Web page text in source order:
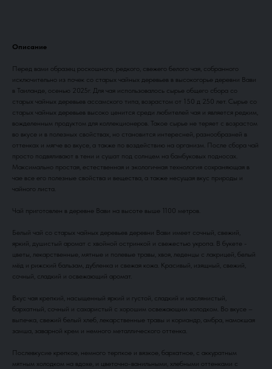
Описание
Перед вами образец роскошного, редкого, свежего белого чая, собранного
исключительно из почек со старых чайных деревьев в высокогорье деревни Вави
в Таиланде, осенью 2025г. Для чая использовалось сырье общего сбора со
старых чайных деревьев ассамского типа, возрастом от 150 д 250 лет. Сырье со
старых чайных деревьев высоко ценится среди любителей чая и является редким,
вожделенным продуктом для коллекционеров. Такое сырье не теряет с возрастом
во вкусе и в полезных свойствах, но становится интересней, разнообразней в
оттенках и мягче во вкусе, а также по воздействию на организм. После сбора чай
просто подвяливают в тени и сушат под солнцем на бамбуковых подносах.
Максимально простая, естественная и экологичная технология сохраняющая в
чае все его полезные свойства и вещества, а также несущая вкус природы и
чайного листа.
Чай приготовлен в деревне Вави на высоте выше 1100 метров.
Белый чай со старых чайных деревьев деревни Вави имеет сочный, свежий,
яркий, душистый аромат с хвойной остринкой и свежестью укропа. В букете -
цветы, лекарственные, мятные и полевые травы, хвоя, леденцы с лакрицей, белый
мёд и рижский бальзам, дубленка и свежая кожа. Красивый, изящный, свежий,
сочный, сладкий и освежающий аромат.
Вкус чая крепкий, насыщенный яркий и густой, сладкий и маслянистый,
бархатный, сочный и сахаристый с хорошим освежающим холодком. Во вкусе –
выпечка, свежий белый хлеб, лекарственные травы и кориандр, амбра, намокшая
замша, заварной крем и немного металлического оттенка.
Послевкусие крепкое, немного терпкое и вязкое, бархатное, с аккуратным
мятным холодком на вдохе, и цветочно-ванильными, хлебными оттенками с